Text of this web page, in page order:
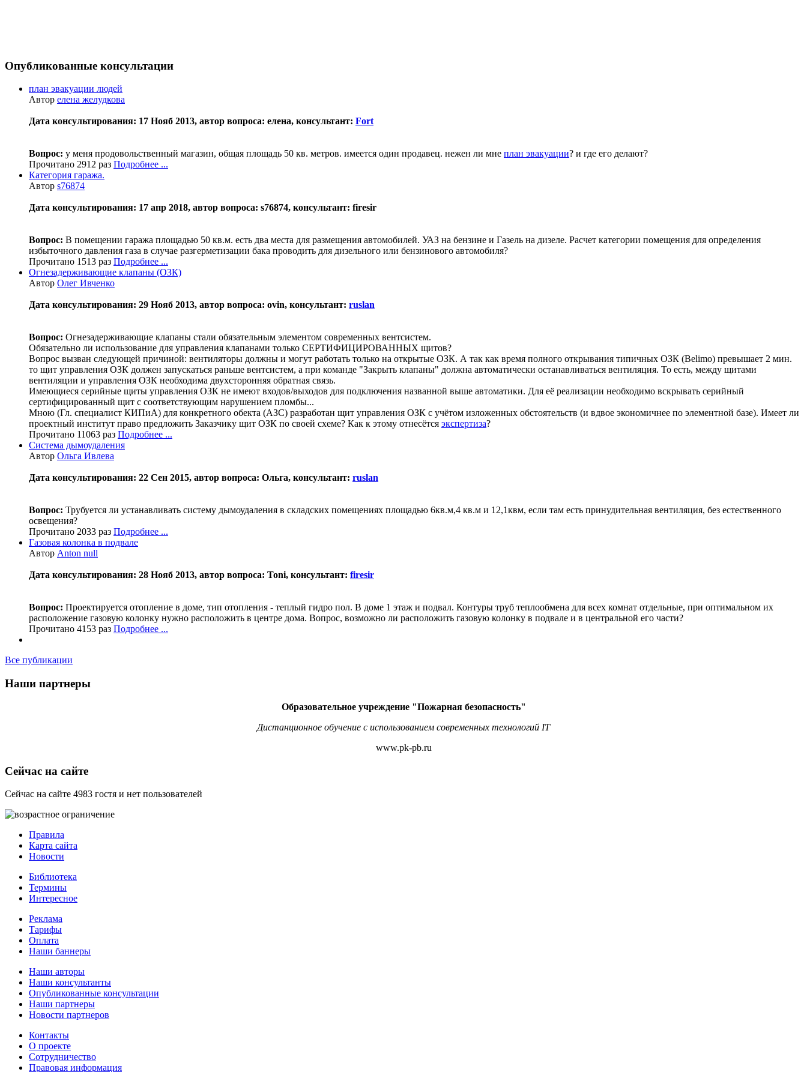
Опубликованные консультации
план эвакуации людей
Автор елена желудкова
Дата консультирования: 17 Нояб 2013, автор вопроса: елена, консультант: Fort
Вопрос: у меня продовольственный магазин, общая площадь 50 кв. метров. имеется один продавец. нежен ли мне план эвакуации? и где его делают?
Прочитано 2912 раз Подробнее ...
Категория гаража.
Автор s76874
Дата консультирования: 17 апр 2018, автор вопроса: s76874, консультант: firesir
Вопрос: В помещении гаража площадью 50 кв.м. есть два места для размещения автомобилей. УАЗ на бензине и Газель на дизеле. Расчет категории помещения для определения
избыточного давления газа в случае разгерметизации бака проводить для дизельного или бензинового автомобиля?
Прочитано 1513 раз Подробнее ...
Огнезадерживающие клапаны (ОЗК)
Автор Олег Ивченко
Дата консультирования: 29 Нояб 2013, автор вопроса: ovin, консультант: ruslan
Вопрос: Огнезадерживающие клапаны стали обязательным элементом современных вентсистем.
Обязательно ли использование для управления клапанами только СЕРТИФИЦИРОВАННЫХ щитов?
Вопрос вызван следующей причиной: вентиляторы должны и могут работать только на открытые ОЗК. А так как время полного открывания типичных ОЗК (Belimo) превышает 2 мин.
то щит управления ОЗК должен запускаться раньше вентсистем, а при команде "Закрыть клапаны" должна автоматически останавливаться вентиляция. То есть, между щитами
вентиляции и управления ОЗК необходима двухсторонняя обратная связь.
Имеющиеся серийные щиты управления ОЗК не имеют входов/выходов для подключения названной выше автоматики. Для её реализации необходимо вскрывать серийный
сертифицированный щит с соответствующим нарушением пломбы...
Мною (Гл. специалист КИПиА) для конкретного обекта (АЗС) разработан щит управления ОЗК с учётом изложенных обстоятельств (и вдвое экономичнее по элементной базе). Имеет ли
проектный институт право предложить Заказчику щит ОЗК по своей схеме? Как к этому отнесётся экспертиза?
Прочитано 11063 раз Подробнее ...
Система дымоудаления
Автор Ольга Ивлева
Дата консультирования: 22 Сен 2015, автор вопроса: Ольга, консультант: ruslan
Вопрос: Трубуется ли устанавливать систему дымоудаления в складских помещениях площадью 6кв.м,4 кв.м и 12,1квм, если там есть принудительная вентиляция, без естественного
освещения?
Прочитано 2033 раз Подробнее ...
Газовая колонка в подвале
Автор Anton null
Дата консультирования: 28 Нояб 2013, автор вопроса: Toni, консультант: firesir
Вопрос: Проектируется отопление в доме, тип отопления - теплый гидро пол. В доме 1 этаж и подвал. Контуры труб теплообмена для всех комнат отдельные, при оптимальном их
расположение газовую колонку нужно расположить в центре дома. Вопрос, возможно ли расположить газовую колонку в подвале и в центральной его части?
Прочитано 4153 раз Подробнее ...
Все публикации
Наши партнеры
Образовательное учреждение "Пожарная безопасность"
Дистанционное обучение с использованием современных технологий IT
www.pk-pb.ru
Сейчас на сайте
Сейчас на сайте 4983 гостя и нет пользователей
Правила
Карта сайта
Новости
Библиотека
Термины
Интересное
Реклама
Тарифы
Оплата
Наши баннеры
Наши авторы
Наши консультанты
Опубликованные консультации
Наши партнеры
Новости партнеров
Контакты
О проекте
Сотрудничество
Правовая информация